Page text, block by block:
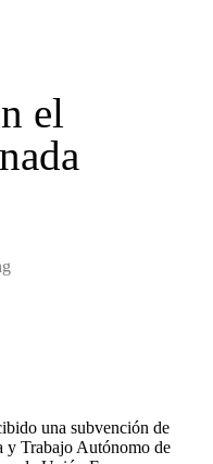
el
una subvención de
y Trabajo Autónomo de